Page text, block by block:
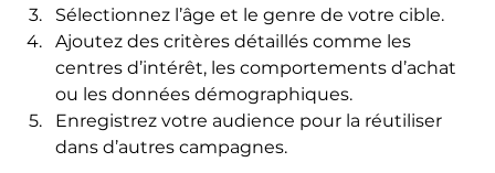
Sélectionnez l’âge et le genre de votre cible.
Ajoutez des critères détaillés comme les
centres d’intérêt, les comportements d’achat
ou les données démographiques.
Enregistrez votre audience pour la réutiliser
dans d’autres campagnes.